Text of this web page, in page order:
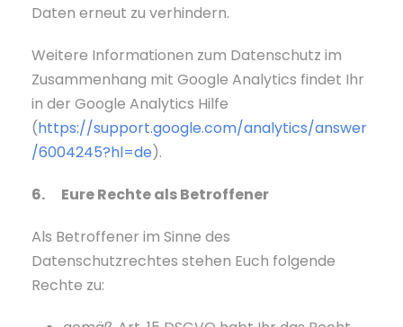
Daten erneut zu verhindern.
Weitere Informationen zum Datenschutz im
Zusammenhang mit Google Analytics findet Ihr
in der Google Analytics Hilfe
(https://support.google.com/analytics/answer
/6004245?hl=de).
6. Eure Rechte als Betroffener
Als Betroffener im Sinne des
Datenschutzrechtes stehen Euch folgende
Rechte zu: